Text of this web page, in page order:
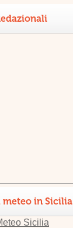
meteo in Sicilia